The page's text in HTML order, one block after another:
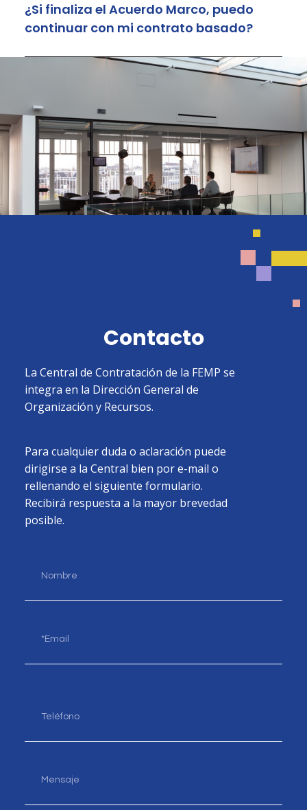
¿Si finaliza el Acuerdo Marco, puedo
continuar con mi contrato basado?
Contacto
La Central de Contratación de la FEMP se
integra en la Dirección General de
Organización y Recursos.
Para cualquier duda o aclaración puede
dirigirse a la Central bien por e-mail o
rellenando el siguiente formulario.
Recibirá respuesta a la mayor brevedad
posible.